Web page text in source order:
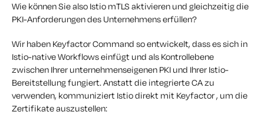
Wie können Sie also Istio mTLS aktivieren und gleichzeitig die
PKI-Anforderungen des Unternehmens erfüllen?
Wir haben Keyfactor Command so entwickelt, dass es sich in
Istio-native Workflows einfügt und als Kontrollebene
zwischen Ihrer unternehmenseigenen PKI und Ihrer Istio-
Bereitstellung fungiert. Anstatt die integrierte CA zu
verwenden, kommuniziert Istio direkt mit Keyfactor , um die
Zertifikate auszustellen: